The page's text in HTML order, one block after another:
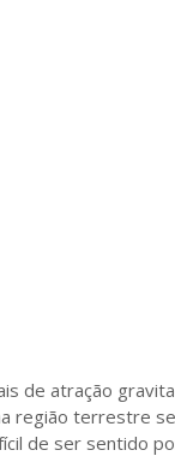
atração
região terrestre
de ser sentido